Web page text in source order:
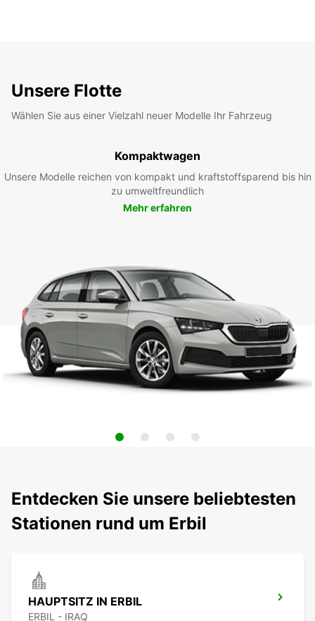
Unsere Flotte
Wählen Sie aus einer Vielzahl neuer Modelle Ihr Fahrzeug
Kompaktwagen
Unsere Modelle reichen von kompakt und kraftstoffsparend bis hin
zu umweltfreundlich
Mehr erfahren
Entdecken Sie unsere beliebtesten
Stationen rund um Erbil
HAUPTSITZ IN ERBIL
ERBIL - IRAQ